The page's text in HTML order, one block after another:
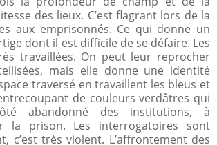
des lieux. C’est flagrant lors de la
aux emprisonnés. Ce qui donne un
dont il est difficile de se défaire. Les
travaillées. On peut leur reprocher
mais elle donne une identité
traversé en travaillent les bleus et
de couleurs verdâtres qui
abandonné des institutions, à
la prison. Les interrogatoires sont
c’est très violent. L’affrontement des